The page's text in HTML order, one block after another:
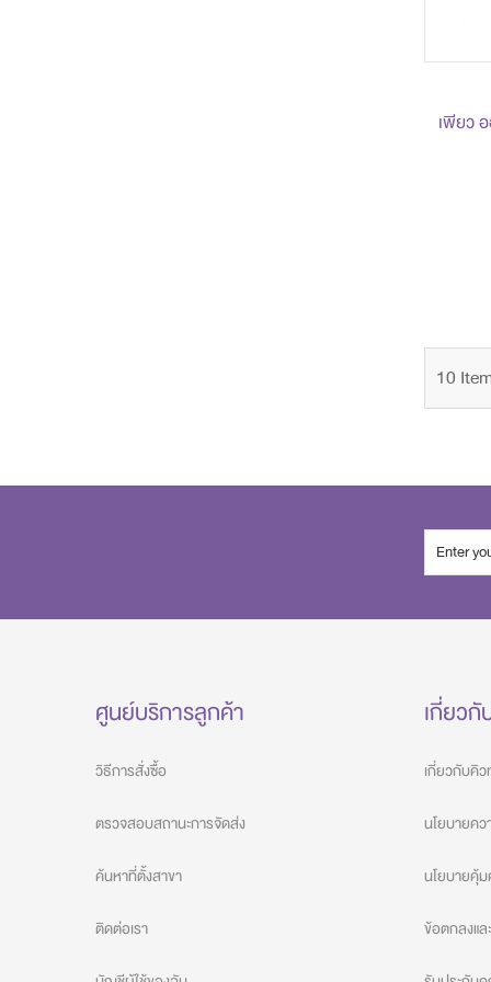
เพียว
10
ศูนย์บริการลูกค้า
วิธีการสั่งซื้อ
ตรวจสอบสถานะการจัดส่ง
ค้นหาที่ตั้งสาขา
ติดต่อเรา
เกี่ยวกั
เกี่ยวกับคิ
นโยบายค
นโยบายคุ้
ข้อตกลงแล